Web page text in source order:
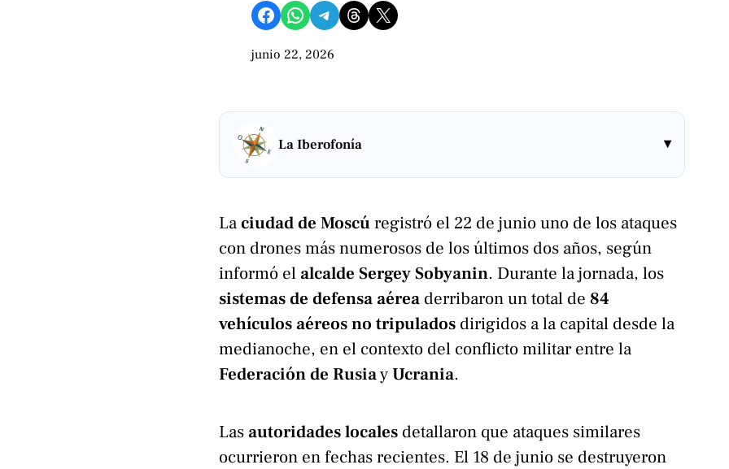
Compartir en Facebook Compartir en WhatsApp Compartir en Telegram Share on Threads Compartir en X
junio 22, 2026
La Iberofonía ▾
Laciudad de Moscúregistró el 22 de junio uno de los ataques
con drones más numerosos de los últimos dos años, según
informó el alcalde Sergey Sobyanin. Durante la jornada, los
sistemas de defensa aérea derribaron un total de 84
vehículos aéreos no tripulados dirigidos a la capital desde la
medianoche, en el contexto del conflicto militar entre la
Federación de RusiayUcrania.
Las autoridades locales detallaron que ataques similares
ocurrieron en fechas recientes. El 18 de junio se destruyeron